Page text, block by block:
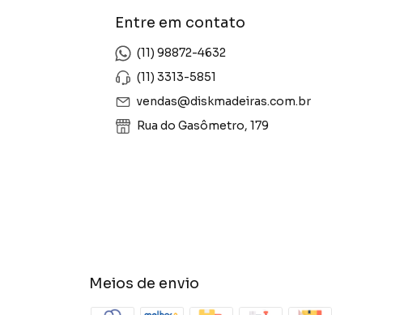
Entre em contato
(11) 98872-4632
(11) 3313-5851
vendas@diskmadeiras.com.br
Rua do Gasômetro, 179
Meios de envio